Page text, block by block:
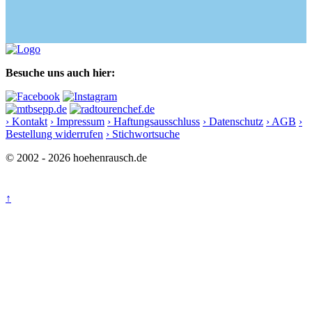
Besuche uns auch hier:
› Kontakt › Impressum › Haftungsausschluss › Datenschutz › AGB ›
Bestellung widerrufen › Stichwortsuche
© 2002 - 2026 hoehenrausch.de
↑